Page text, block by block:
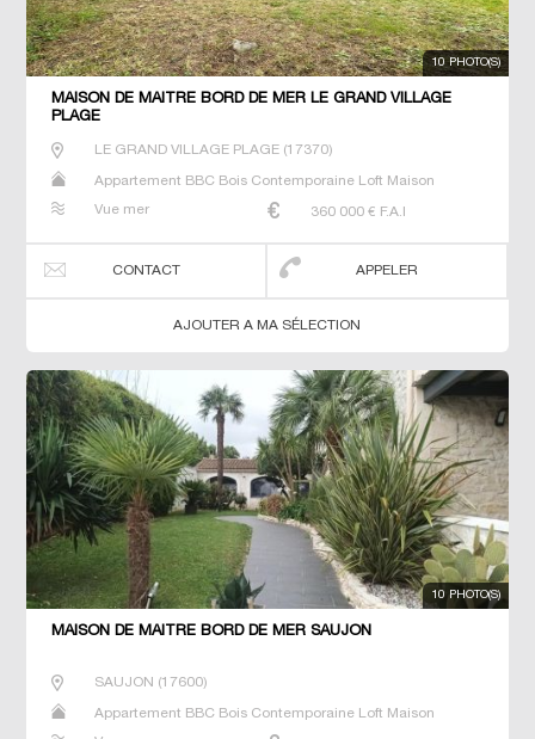
10 PHOTO(S)
MAISON DE MAÎTRE BORD DE MER LE GRAND VILLAGE
PLAGE
LE GRAND VILLAGE PLAGE(17370)
Appartement BBC Bois Contemporaine Loft Maison
Vue mer
360 000 € F.A.I
CONTACT APPELER
AJOUTER A MA SÉLECTION
10 PHOTO(S)
MAISON DE MAÎTRE BORD DE MER SAUJON
SAUJON (17600)
Appartement BBC Bois Contemporaine Loft Maison